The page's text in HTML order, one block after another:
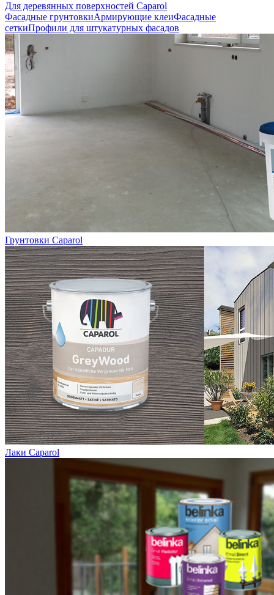
Для деревянных поверхностей Caparol
Фасадные грунтовкиАрмирующие клеиФасадные
сеткиПрофили для штукатурных фасадов
Грунтовки Caparol
Лаки Caparol